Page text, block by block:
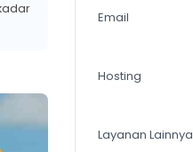
Email
Hosting
Layanan Lainnya